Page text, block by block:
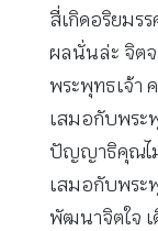
สี่เกิดอริยมร
ผลนั่นล่ะ จิตจ
พระพุทธเจ้า
เสมอกับพระ
ปัญญาธิคุณไ
เสมอกับพระ
พัฒนาจิตใจ